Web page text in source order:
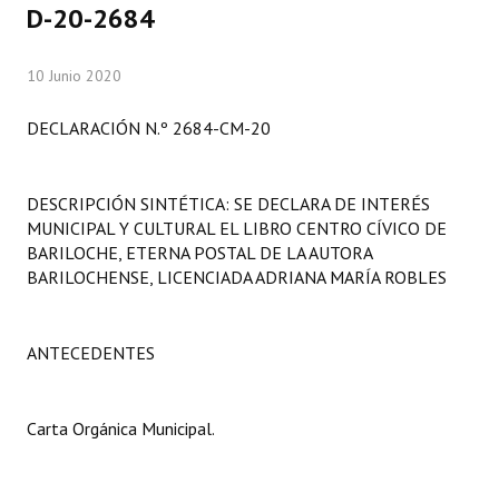
Comisiones Especiales
Programas
LEGISLACIÓN
D-20-2684
10 Junio 2020
DECLARACIÓN N.º 2684-CM-20
DESCRIPCIÓN SINTÉTICA: SE DECLARA DE INTERÉS
MUNICIPAL Y CULTURAL EL LIBRO CENTRO CÍVICO DE
BARILOCHE, ETERNA POSTAL DE LA AUTORA
BARILOCHENSE, LICENCIADA ADRIANA MARÍA ROBLES
ANTECEDENTES
Carta Orgánica Municipal.